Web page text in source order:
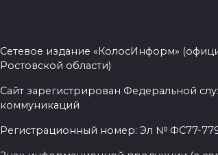
Сетевое издание «КолосИнформ»
Ростовской области)
Сайт зарегистрирован Федеральной
коммуникаций
Регистрационный номер: Эл № ФС77-